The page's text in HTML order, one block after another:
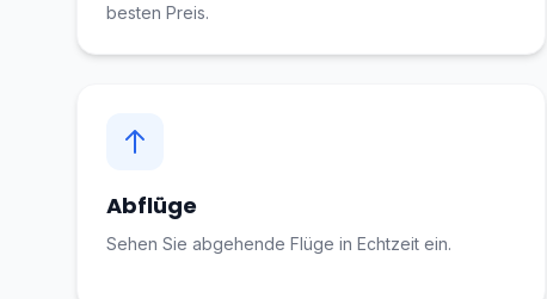
besten Preis.
Abflüge
Sehen Sie abgehende Flüge in Echtzeit ein.